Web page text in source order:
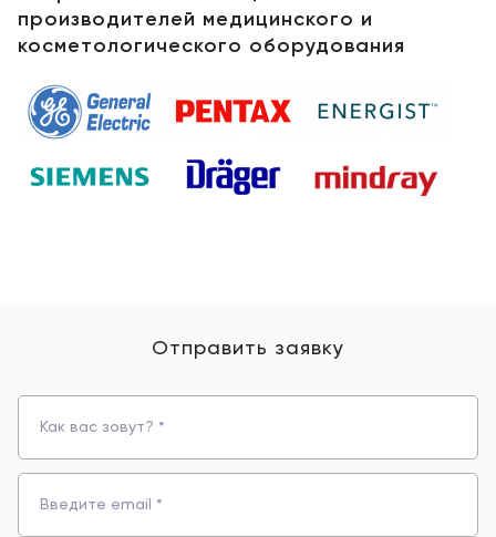
производителей медицинского и
косметологического оборудования
Отправить заявку
Как вас зовут? *
Введите email *